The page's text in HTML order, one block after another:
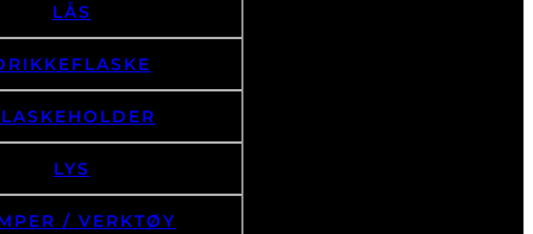
LÅS
LYS
/ VERKTØY